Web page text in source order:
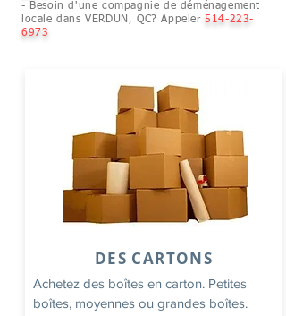
- Besoin d'une compagnie de déménagement
locale dans VERDUN, QC? Appeler514-223-
6973
Achetez des boîtes en carton. Petites
boîtes, moyennes ou grandes boîtes.
DES CARTONS